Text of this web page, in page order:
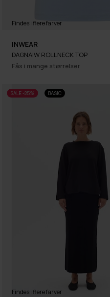
Findes i flere farver
Fås i mange størrelser
INWEAR
DAGNAIW ROLLNECK TOP
SALE -25% BASIC
Findes i flere farver